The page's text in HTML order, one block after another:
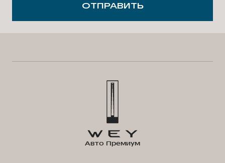
ОТПРАВИТЬ
Авто Премиум